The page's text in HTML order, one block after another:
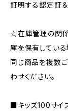
証明する認定証
☆在庫管理の関係
庫を保有している
同じ商品を複数
わせください。
■キッズ100サ